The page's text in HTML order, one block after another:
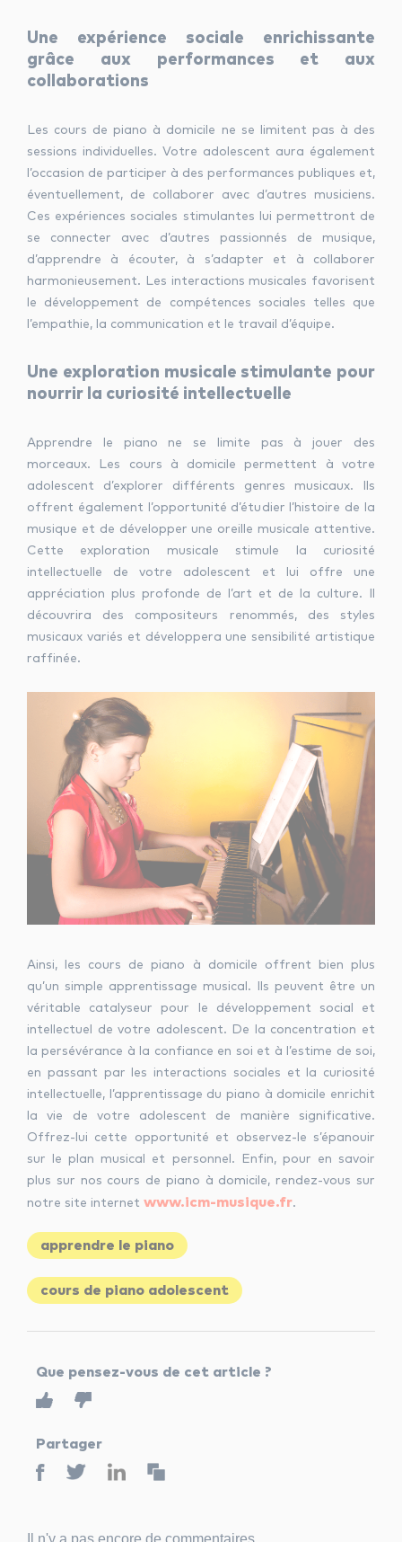
Une expérience sociale enrichissante
grâce aux performances et aux
collaborations
Les cours de piano à domicile ne se limitent pas à des
sessions individuelles. Votre adolescent aura également
l’occasion de participer à des performances publiques et,
éventuellement, de collaborer avec d’autres musiciens.
Ces expériences sociales stimulantes lui permettront de
se connecter avec d’autres passionnés de musique,
d’apprendre à écouter, à s’adapter et à collaborer
harmonieusement. Les interactions musicales favorisent
le développement de compétences sociales telles que
l’empathie, la communication et le travail d’équipe.
Une exploration musicale stimulante pour
nourrir la curiosité intellectuelle
Apprendre le piano ne se limite pas à jouer des
morceaux. Les cours à domicile permettent à votre
adolescent d’explorer différents genres musicaux. Ils
offrent également l’opportunité d’étudier l’histoire de la
musique et de développer une oreille musicale attentive.
Cette exploration musicale stimule la curiosité
intellectuelle de votre adolescent et lui offre une
appréciation plus profonde de l’art et de la culture. Il
découvrira des compositeurs renommés, des styles
musicaux variés et développera une sensibilité artistique
raffinée.
Ainsi, les cours de piano à domicile offrent bien plus
qu’un simple apprentissage musical. Ils peuvent être un
véritable catalyseur pour le développement social et
intellectuel de votre adolescent. De la concentration et
la persévérance à la confiance en soi et à l’estime de soi,
en passant par les interactions sociales et la curiosité
intellectuelle, l’apprentissage du piano à domicile enrichit
la vie de votre adolescent de manière significative.
Offrez-lui cette opportunité et observez-le s’épanouir
sur le plan musical et personnel. Enfin, pour en savoir
plus sur nos cours de piano à domicile, rendez-vous sur
notre site internet www.icm-musique.fr.
apprendre le piano
cours de piano adolescent
Que pensez-vous de cet article ?
Partager